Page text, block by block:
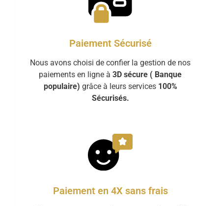
Paiement Sécurisé
Nous avons choisi de confier la gestion de nos
paiements en ligne à 3D sécure ( Banque
populaire) grâce à leurs services 100%
Sécurisés.
Paiement en 4X sans frais